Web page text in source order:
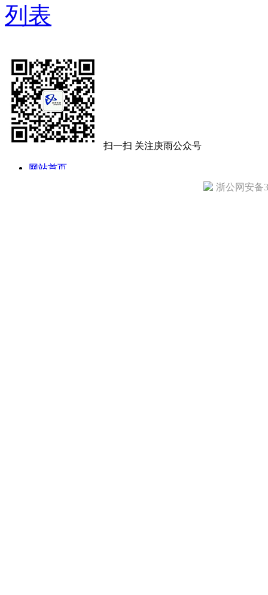
列表
扫一扫 关注庚雨公众号
网站首页
浙公网安备